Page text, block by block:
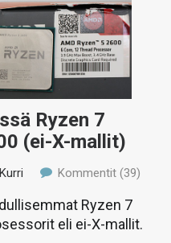
Ryzen 7
(ei-X-mallit)
Kommentit (39)
Ryzen 7
eli ei-X-mallit.